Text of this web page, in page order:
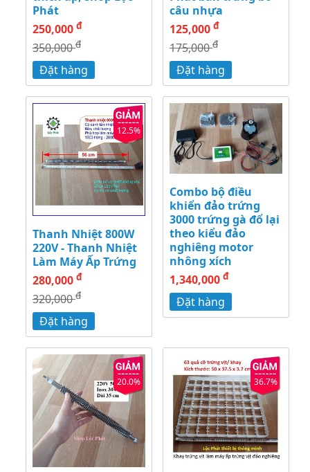
Phát
250,000 đ
350,000đ
Đặt hàng
câu nhựa
125,000 đ
175,000đ
Đặt hàng
12.5%
Thanh Nhiệt 800W
220V - Thanh Nhiệt
Làm Máy Ấp Trứng
280,000 đ
320,000đ
Đặt hàng
Combo bộ điều
khiển đảo trứng
3000 trứng gà đổ lại
theo kiểu đảo
nghiêng motor
nhông xích
1,340,000 đ
Đặt hàng
20.0% 36.7%